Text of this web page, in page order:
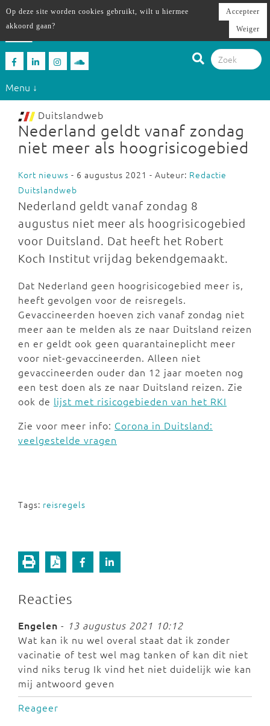
Menu ↓
Duitslandweb
Nederland geldt vanaf zondag
niet meer als hoogrisicogebied
Kort nieuws - 6 augustus 2021 - Auteur: Redactie
Duitslandweb
Nederland geldt vanaf zondag 8
augustus niet meer als hoogrisicogebied
voor Duitsland. Dat heeft het Robert
Koch Institut vrijdag bekendgemaakt.
Dat Nederland geen hoogrisicogebied meer is,
heeft gevolgen voor de reisregels.
Gevaccineerden hoeven zich vanaf zondag niet
meer aan te melden als ze naar Duitsland reizen
en er geldt ook geen quarantaineplicht meer
voor niet-gevaccineerden. Alleen niet
gevaccineerden ouder dan 12 jaar moeten nog
een test doen als ze naar Duitsland reizen. Zie
ook de lijst met risicogebieden van het RKI
Zie voor meer info: Corona in Duitsland:
veelgestelde vragen
Tags: reisregels
Reacties
Engelen - 13 augustus 2021 10:12
Wat kan ik nu wel overal staat dat ik zonder
vacinatie of test wel mag tanken of kan dit niet
vind niks terug Ik vind het niet duidelijk wie kan
mij antwoord geven
Reageer
Op deze site worden cookies gebruikt, wilt u hiermee
akkoord gaan?
Accepteer
Weiger